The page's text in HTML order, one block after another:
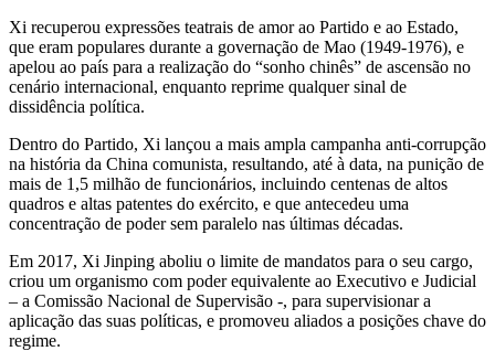
Xi recuperou expressões teatrais de amor ao Partido e ao Estado,
que eram populares durante a governação de Mao (1949-1976), e
apelou ao país para a realização do “sonho chinês” de ascensão no
cenário internacional, enquanto reprime qualquer sinal de
dissidência política.
Dentro do Partido, Xi lançou a mais ampla campanha anti-corrupção
na história da China comunista, resultando, até à data, na punição de
mais de 1,5 milhão de funcionários, incluindo centenas de altos
quadros e altas patentes do exército, e que antecedeu uma
concentração de poder sem paralelo nas últimas décadas.
Em 2017, Xi Jinping aboliu o limite de mandatos para o seu cargo,
criou um organismo com poder equivalente ao Executivo e Judicial
– a Comissão Nacional de Supervisão -, para supervisionar a
aplicação das suas políticas, e promoveu aliados a posições chave do
regime.